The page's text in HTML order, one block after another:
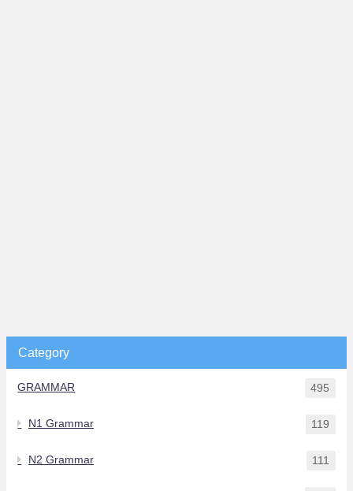
Category
GRAMMAR 495
N1 Grammar 119
N2 Grammar 111